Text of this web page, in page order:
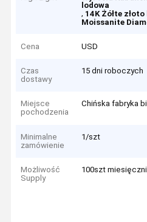
lodowa
, 14K Żółte
Moissanite
Cena USD
Czas
dostawy
15 dni roboczych
Miejsce
pochodzenia
Chińska fabryka
Minimalne
zamówienie
1/szt
Możliwość
Supply
100szt